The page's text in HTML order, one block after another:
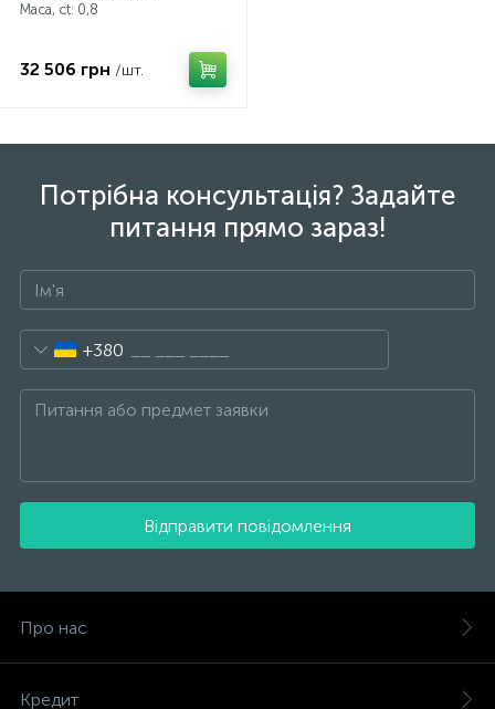
Маса, ct: 0,8
32 506 грн /шт.
Потрібна консультація? Задайте
питання прямо зараз!
+380
Відправити повідомлення
Про нас
Кредит